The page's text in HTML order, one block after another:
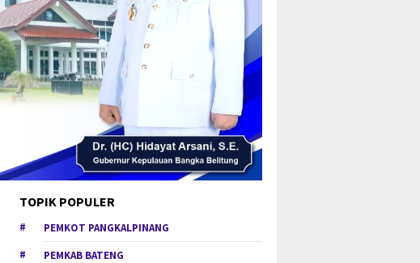
TOPIK POPULER
PEMKOT PANGKALPINANG
PEMKAB BATENG